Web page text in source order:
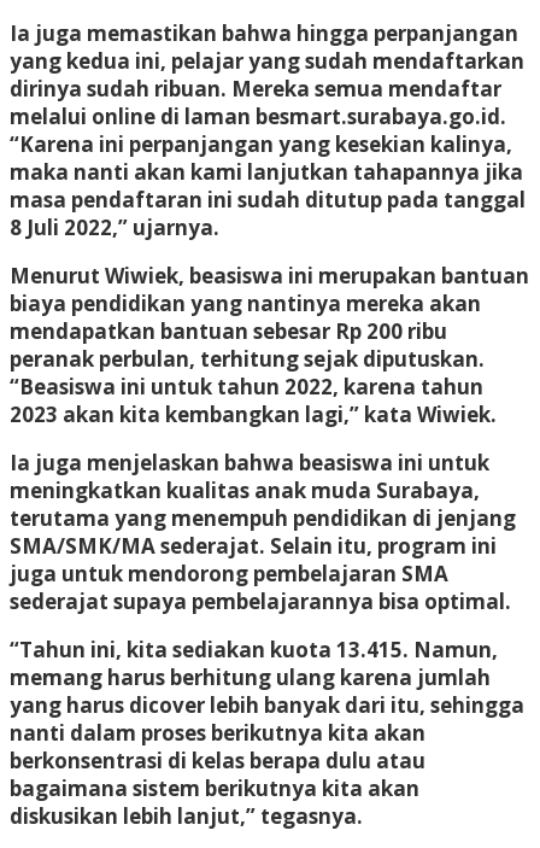
Ia juga memastikan bahwa hingga perpanjangan
yang kedua ini, pelajar yang sudah mendaftarkan
dirinya sudah ribuan. Mereka semua mendaftar
melalui online di laman besmart.surabaya.go.id.
“Karena ini perpanjangan yang kesekian kalinya,
maka nanti akan kami lanjutkan tahapannya jika
masa pendaftaran ini sudah ditutup pada tanggal
8 Juli 2022,” ujarnya.
Menurut Wiwiek, beasiswa ini merupakan bantuan
biaya pendidikan yang nantinya mereka akan
mendapatkan bantuan sebesar Rp 200 ribu
peranak perbulan, terhitung sejak diputuskan.
“Beasiswa ini untuk tahun 2022, karena tahun
2023 akan kita kembangkan lagi,” kata Wiwiek.
Ia juga menjelaskan bahwa beasiswa ini untuk
meningkatkan kualitas anak muda Surabaya,
terutama yang menempuh pendidikan di jenjang
SMA/SMK/MA sederajat. Selain itu, program ini
juga untuk mendorong pembelajaran SMA
sederajat supaya pembelajarannya bisa optimal.
“Tahun ini, kita sediakan kuota 13.415. Namun,
memang harus berhitung ulang karena jumlah
yang harus dicover lebih banyak dari itu, sehingga
nanti dalam proses berikutnya kita akan
berkonsentrasi di kelas berapa dulu atau
bagaimana sistem berikutnya kita akan
diskusikan lebih lanjut,” tegasnya.